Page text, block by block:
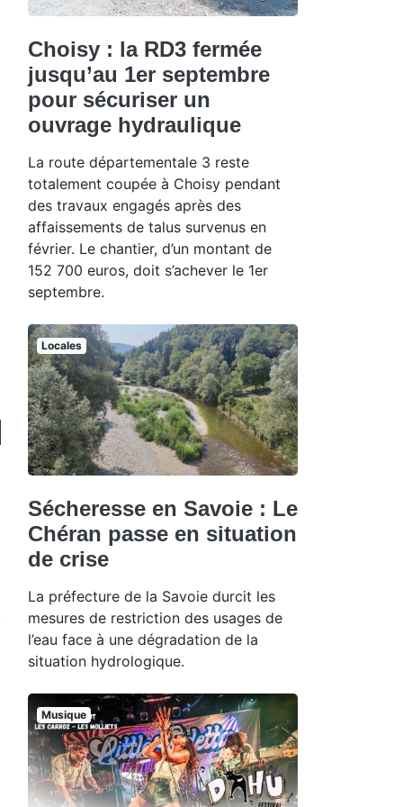
Choisy : la RD3 fermée
jusqu’au 1er septembre
pour sécuriser un
ouvrage hydraulique
La route départementale 3 reste
totalement coupée à Choisy pendant
des travaux engagés après des
affaissements de talus survenus en
février. Le chantier, d’un montant de
152 700 euros, doit s’achever le 1er
septembre.
Locales
Sécheresse en Savoie : Le
Chéran passe en situation
de crise
La préfecture de la Savoie durcit les
mesures de restriction des usages de
l’eau face à une dégradation de la
situation hydrologique.
Musique